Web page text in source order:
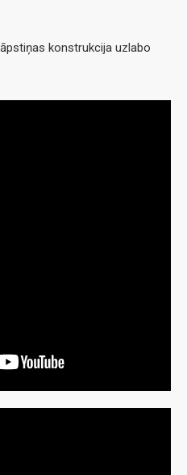
konstrukcija uzlabo